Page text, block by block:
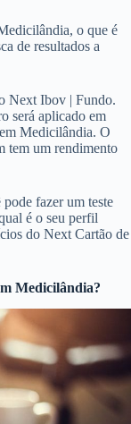
o que é
de resultados a
Next Ibov | Fundo.
será aplicado em
Medicilândia. O
tem um rendimento
fazer um teste
é o seu perfil
do Next Cartão de
Medicilândia?